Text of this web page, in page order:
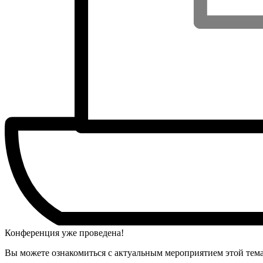
Конференция уже проведена!
Вы можете ознакомиться с актуальным мероприятием этой